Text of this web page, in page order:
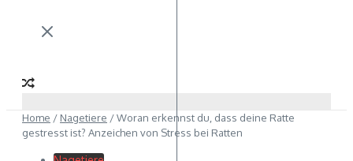
Home / Nagetiere /Woran erkennst du, dass deine Ratte
gestresst ist? Anzeichen von Stress bei Ratten